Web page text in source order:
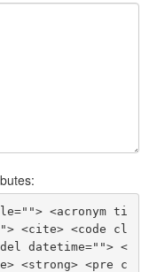
<acronym ti
<cite> <code cl
datetime=""> <
<strong> <pre c